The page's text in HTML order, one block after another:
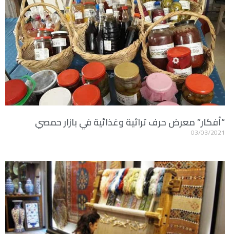
“أفكار” معرض حرف تراثية وغذائية في بازار حمصي
03/03/2021